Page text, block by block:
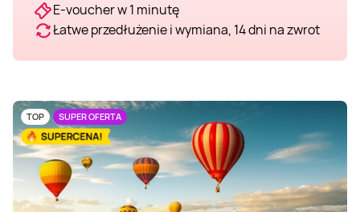
Masaż całego ciała
Masaż czekoladą
Masaż orientalny
E-voucher w 1 minutę
Łatwe przedłużenie i wymiana, 14 dni na zwrot
TOP SUPER OFERTA